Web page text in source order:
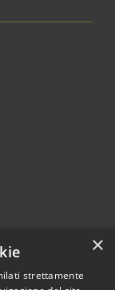
×
strettamente